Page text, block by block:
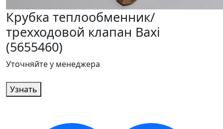
Крубка теплообменник/
трехходовой клапан Baxi
(5655460)
Уточняйте у менеджера
Узнать